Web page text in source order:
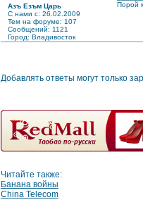
Азъ Езъм Царь
C нами с: 26.02.2009
Тем на форуме: 107
Сообщений: 1121
Город: Владивосток
Порой
Добавлять ответы могут только
Читайте также:
Банана войны
China Telecom